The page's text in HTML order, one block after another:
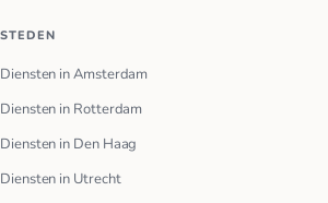
STEDEN
Diensten in Amsterdam
Diensten in Rotterdam
Diensten in Den Haag
Diensten in Utrecht